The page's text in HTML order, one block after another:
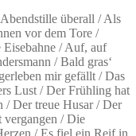
überall / Als
vor dem Tore /
/ Auf, auf
/ Bald gras‘
mir gefällt / Das
Lust / Der Frühling hat
/ Der treue Husar / Der
vergangen / Die
/ Es fiel ein Reif in